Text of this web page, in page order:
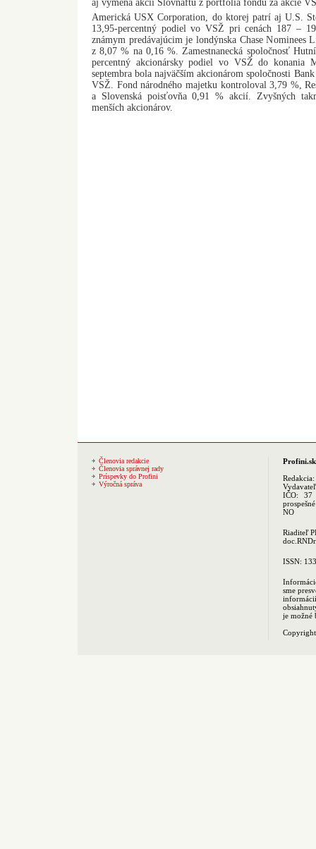
aj výmena akcií Slovnaftu z portfólia fondu za akcie
Americká USX Corporation, do ktorej patrí aj U.S.
13,95-percentný podiel vo VSŽ pri cenách 187 –
známym predávajúcim je londýnska Chase
z 8,07 % na 0,16 %. Zamestnanecká spoločnosť
percentný akcionársky podiel vo VSŽ do
septembra bola najväčším akcionárom spoločnosti
VSŽ. Fond národného majetku kontroloval 3,79 %,
a Slovenská poisťovňa 0,91 % akcií. Zvyšných
menších akcionárov.
Členovia redakcie
Členovia správnej rady
Príspevky do Profini
Výročná správa
Profini.sk
Redakcia:
IČO: 37
NO
Riaditeľ
ISSN:
sme
je možné